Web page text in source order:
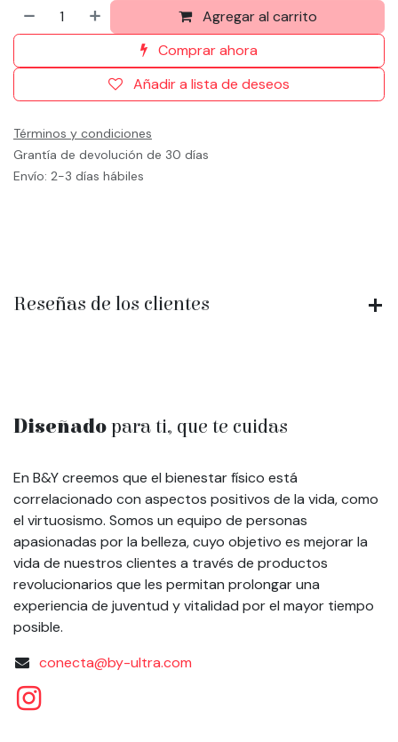
Agregar al carrito
Comprar ahora
Añadir a lista de deseos
Términos y condiciones
Grantía de devolución de 30 días
Envío: 2-3 días hábiles
Reseñas de los clientes
Diseñado para ti, que te cuidas
En B&Y creemos que el bienestar físico está
correlacionado con aspectos positivos de la vida, como
el virtuosismo. Somos un equipo de personas
apasionadas por la belleza, cuyo objetivo es mejorar la
vida de nuestros clientes a través de productos
revolucionarios que les permitan prolongar una
experiencia de juventud y vitalidad por el mayor tiempo
posible.
conecta@by-ultra.com